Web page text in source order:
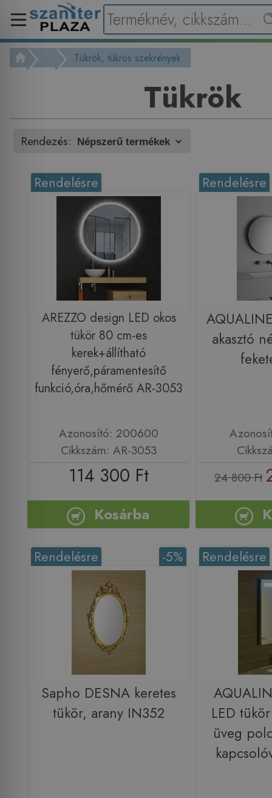
... Tükrök, tükrös szekrények
Tükrök
Rendezés:
Rendelésre
AREZZO design LED okos
tükör 80 cm-es
kerek+állítható
fényerő,páramentesítő
funkció,óra,hőmérő AR-3053
Azonosító: 200600
Cikkszám: AR-3053
114 300 Ft
Kosárba
Rendelésre
akasztó
24 800 Ft
-5%
Rendelésre
Sapho DESNA keretes
tükör, arany IN352
Rendelésre
LED
üveg